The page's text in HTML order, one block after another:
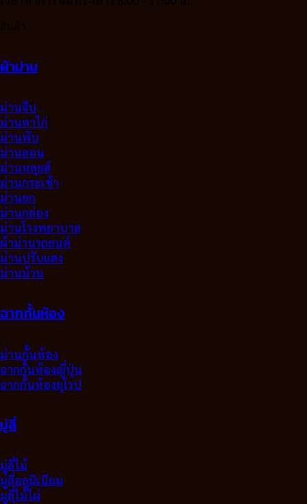
ผ้าม่าน
ม่านจีบ
ม่านตาไก่
ม่านพับ
ม่านลอน
ม่านหลุยส์
ม่านกระเช้า
ม่านยก
ม่านกล่อง
ม่านโรงพยาบาล
ผ้าม่านรถยนต์
ม่านปรับแสง
ม่านม้วน
ฉากกั้นห้อง
ม่านกั้นห้อง
ฉากกั้นห้องญี่ปุ่น
ฉากกั้นห้องยุโรป
มู่ลี่
มู่ลี่ไม้
มู่ลี่อลูมิเนียม
มูลี่ไม้ไผ่